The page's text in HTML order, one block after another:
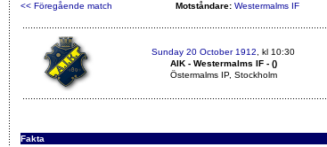
<< Föregående match
Motståndare: Westermalms IF
Sunday 20 October 1912 , kl 10:30
AIK - Westermalms IF - ()
Östermalms IP, Stockholm
Fakta